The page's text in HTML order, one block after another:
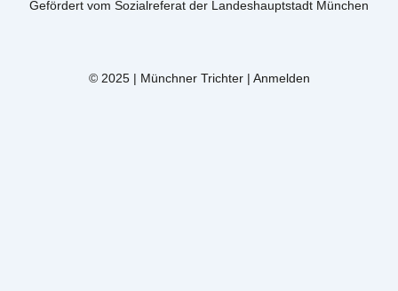
Gefördert vom Sozialreferat der Landeshauptstadt München
© 2025 | Münchner Trichter | Anmelden